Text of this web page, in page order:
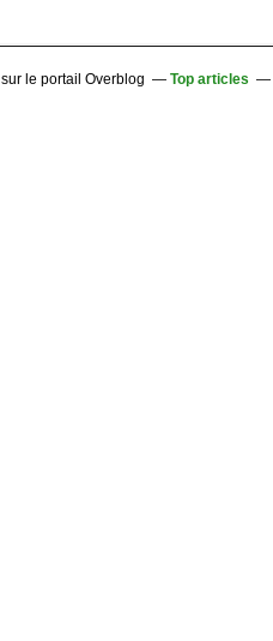
sur le portail Overblog Top articles